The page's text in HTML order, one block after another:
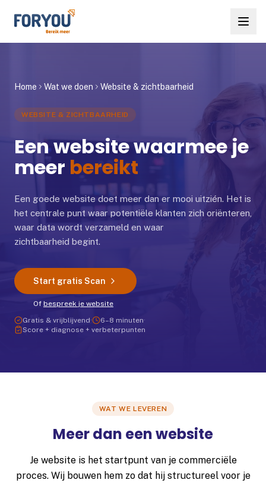
Samenwerking
Resultaten
Over ForYou
Plan je gesprek
Home Wat we doen Website & zichtbaarheid
WEBSITE & ZICHTBAARHEID
Een website waarmee je
meer bereikt
Een goede website doet meer dan er mooi uitzién. Het is
het centrale punt waar potentiële klanten zich oriënteren,
waar data wordt verzameld en waar
zichtbaarheid begint.
Start gratis Scan
Of bespreek je website
Gratis & vrijblijvend· 6–8 minuten·
Score + diagnose + verbeterpunten
WAT WE LEVEREN
Meer dan een website
Je website is het startpunt van je commerciële
proces. Wij bouwen hem zo dat hij structureel voor je